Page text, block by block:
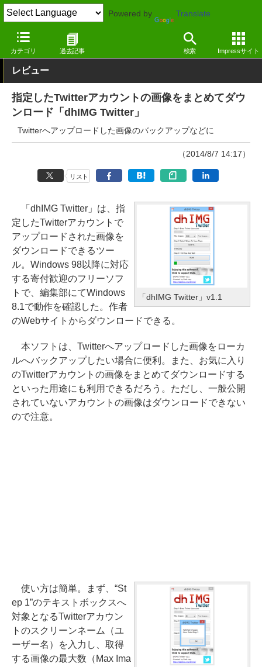
Powered by Translate
カテゴリ 過去記事 検索 Impressサイト
窓の杜 インターネット Windows
レビュー
指定したTwitterアカウントの画像をまとめてダウ
ンロード「dhIMG Twitter」
Twitterへアップロードした画像のバックアップなどに
（2014/8/7 14:17）
リスト
「dhIMG Twitter」v1.1
「dhIMG Twitter」は、指
定したTwitterアカウントで
アップロードされた画像を
ダウンロードできるツー
ル。Windows 98以降に対応
する寄付歓迎のフリーソフ
トで、編集部にてWindows
8.1で動作を確認した。作者
のWebサイトからダウンロードできる。
本ソフトは、Twitterへアップロードした画像をローカ
ルへバックアップしたい場合に便利。また、お気に入り
のTwitterアカウントの画像をまとめてダウンロードする
といった用途にも利用できるだろう。ただし、一般公開
されていないアカウントの画像はダウンロードできない
ので注意。
使い方は簡単。まず、“St
ep 1”のテキストボックスへ
対象となるTwitterアカウン
トのスクリーンネーム（ユ
ーザー名）を入力し、取得
する画像の最大数（Max Ima